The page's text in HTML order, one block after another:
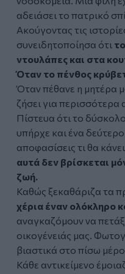
αδειάσει το πατρικό
Ακούγοντας τις
συνειδητοποίησα ότι
ντουλάπες και στα
Όταν το πένθος
Όταν πέθανε η μητέρα
ζήσει για περισσότερα
Πίστευα ότι το
υπήρχε και ένα
αποφασίσεις τι θα
αυτά δεν βρίσκεται
ζωή.
Καθώς ξεκαθάριζα τα
χέρια έναν ολόκληρο
αναγκαζόμουν να
οικογένειάς μας.
βιαστικά στο πίσω
Κάθε αντικείμενο